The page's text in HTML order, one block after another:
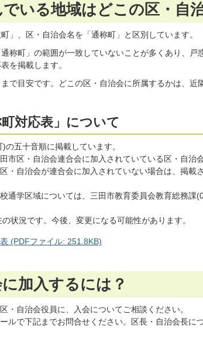
でいる地域はどこの区・自
」、区・自治会名を「通称町」と区別しています。
称町」の範囲が一致していないことが多くあり、戸
を掲載します。
で目安です。どこの区・自治会に所属するかは、近
町対応表」について
の五十音順に掲載しています。
市区・自治会連合会に加入されていている区・自治
・自治会が連合会に加入されていない場合は、掲載
通学区域については、三田市教育委員会教育総務課
状況です。今後、変更になる可能性があります。
(PDFファイル: 251.8KB)
加入するには？
・自治会役員に、入会についてご相談ください。
ルで下記までお問合せください。区長・自治会長に